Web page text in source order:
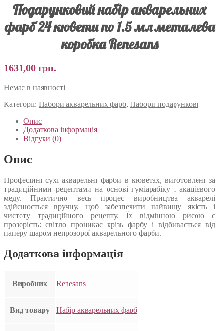
Подарунковий набір акварельних
фарб 24 кювети по 1.5 мл металева
коробка Renesans
1631,00 грн.
Немає в наявності
Категорії: Набори акварельних фарб, Набори подарункові
Опис
Додаткова інформація
Відгуки (0)
Опис
Професійні сухі акварельні фарби в кюветах, виготовлені за
традиційними рецептами на основі гуміарабіку і акацієвого
меду. Практично весь процес виробництва акварелі
здійснюється вручну, щоб забезпечити найвищу якість і
чистоту традиційного рецепту. Їх відмінною рисою є
прозорість: світло проникає крізь фарбу і відбивається від
паперу шаром непрозорої акварельного фарби.
Додаткова інформація
Виробник Renesans
Вид товару Набір акварельних фарб